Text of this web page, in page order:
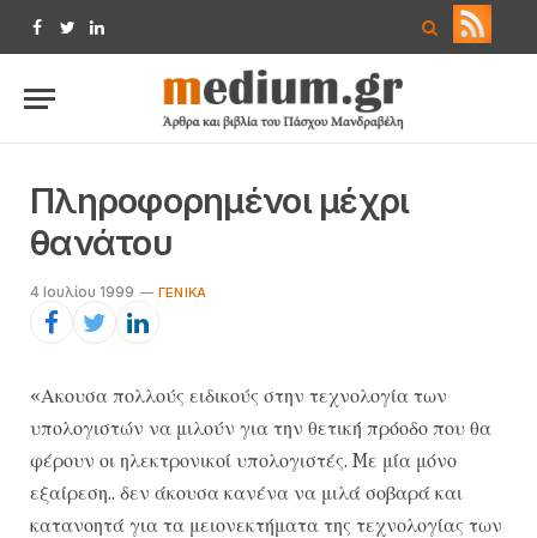
Facebook
TwitterLinkedIn
Πληροφορημένοι μέχρι
θανάτου
4 Ιουλίου 1999 ΓΕΝΙΚΆ
«Ακουσα πολλούς ειδικούς στην τεχνολογία των
υπολογιστών να μιλούν για την θετική πρόοδο που θα
φέρουν οι ηλεκτρονικοί υπολογιστές. Mε μία μόνο
εξαίρεση.. δεν άκουσα κανένα να μιλά σοβαρά και
κατανοητά για τα μειονεκτήματα της τεχνολογίας των